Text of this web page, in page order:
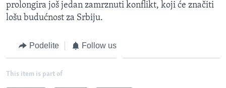
prolongira još jedan zamrznuti konflikt, koji će značiti
lošu budućnost za Srbiju.
Podelite Follow us
This item is part of